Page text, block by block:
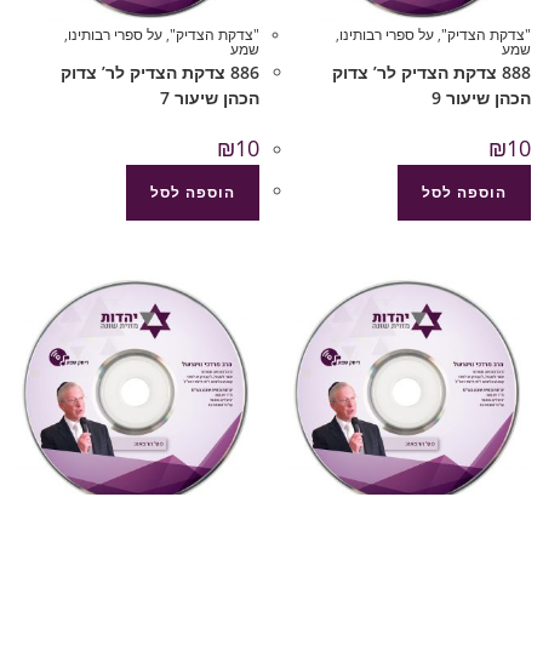
"צדקת הצדיק",על ספרי רבותינו,
שמע
888 צדקת הצדיק לר’ צדוק
הכהן שיעור 9
₪10
הוספה לסל
"צדקת הצדיק",על ספרי רבותינו,
שמע
886 צדקת הצדיק לר’ צדוק
הכהן שיעור 7
₪10
הוספה לסל